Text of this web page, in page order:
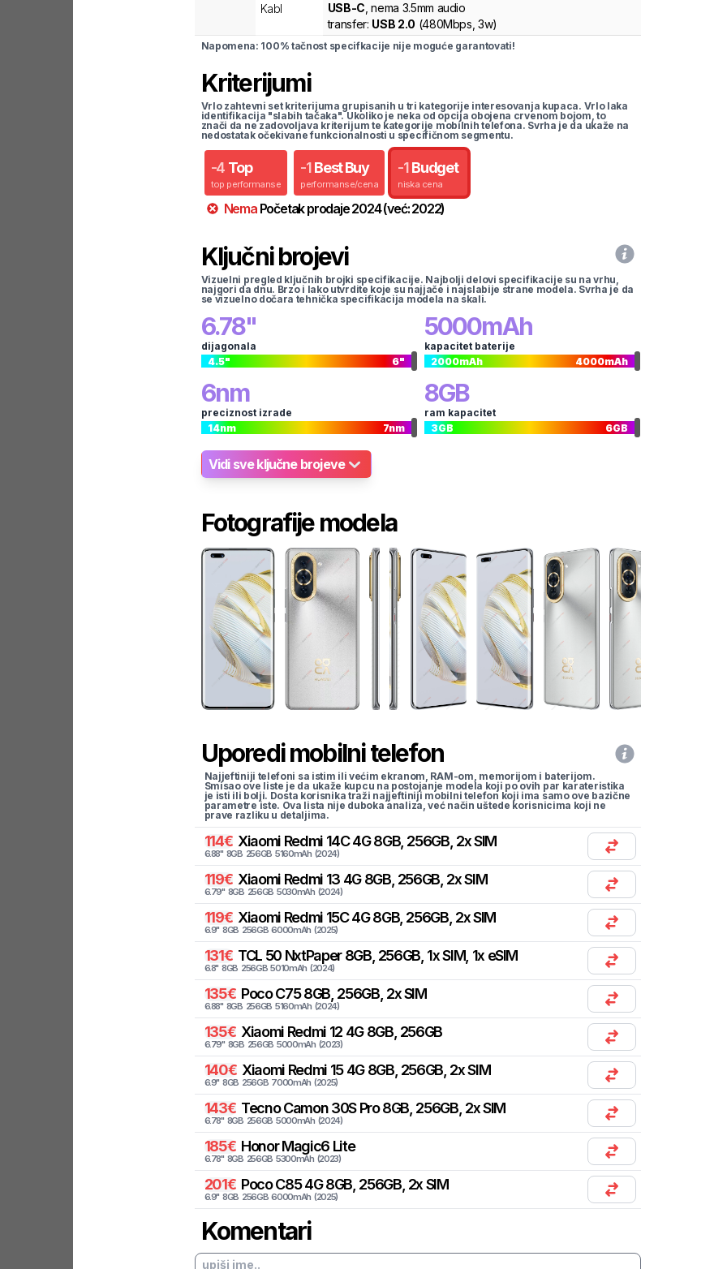
Kabl
USB-C , nema 3.5mm audio
transfer: USB 2.0 (480Mbps,3w)
Napomena: 100% tačnost specifkacije nije moguće garantovati!
Kriterijumi
Vrlo zahtevni set kriterijuma grupisanih u tri kategorije interesovanja kupaca. Vrlo laka
identifikacija "slabih tačaka". Ukoliko je neka od opcija obojena crvenom bojom, to
znači da ne zadovoljava kriterijum te kategorije mobilnih telefona. Svrha je da ukaže na
nedostatak očekivane funkcionalnosti u specifičnom segmentu.
-4 Top
top performanse
-1 Best Buy
performanse/cena
-1 Budget
niska cena
Nema Početak prodaje2024(već:2022)
Ključni brojevi
Vizuelni pregled ključnih brojki specifikacije. Najbolji delovi specifikacije su na vrhu,
najgori da dnu. Brzo i lako utvrdite koje su najjače i najslabije strane modela. Svrha je da
se vizuelno dočara tehnička specifikacija modela na skali.
6.78"
dijagonala
4.5" 6"
5000mAh
kapacitet baterije
2000mAh 4000mAh
6nm
preciznost izrade
14nm 7nm
8GB
ram kapacitet
3GB 6GB
Vidi sve ključne brojeve
Fotografije modela
Uporedi mobilni telefon
Najjeftiniji telefoni sa istim ili većim ekranom, RAM-om, memorijom i baterijom.
Smisao ove liste je da ukaže kupcu na postojanje modela koji po ovih par karateristika
je isti ili bolji. Dosta korisnika traži najjeftiniji mobilni telefon koji ima samo ove bazične
parametre iste. Ova lista nije duboka analiza, već način uštede korisnicima koji ne
prave razliku u detaljima.
114€ Xiaomi Redmi 14C 4G 8GB, 256GB, 2x SIM
6.88" 8GB 256GB 5160mAh (2024)
119€ Xiaomi Redmi 13 4G 8GB, 256GB, 2x SIM
6.79" 8GB 256GB 5030mAh (2024)
119€ Xiaomi Redmi 15C 4G 8GB, 256GB, 2x SIM
6.9" 8GB 256GB 6000mAh (2025)
131€ TCL 50 NxtPaper 8GB, 256GB, 1x SIM, 1x eSIM
6.8" 8GB 256GB 5010mAh (2024)
135€ Poco C75 8GB, 256GB, 2x SIM
6.88" 8GB 256GB 5160mAh (2024)
135€ Xiaomi Redmi 12 4G 8GB, 256GB
6.79" 8GB 256GB 5000mAh (2023)
140€ Xiaomi Redmi 15 4G 8GB, 256GB, 2x SIM
6.9" 8GB 256GB 7000mAh (2025)
143€ Tecno Camon 30S Pro 8GB, 256GB, 2x SIM
6.78" 8GB 256GB 5000mAh (2024)
185€ Honor Magic6 Lite
6.78" 8GB 256GB 5300mAh (2023)
201€ Poco C85 4G 8GB, 256GB, 2x SIM
6.9" 8GB 256GB 6000mAh (2025)
Komentari